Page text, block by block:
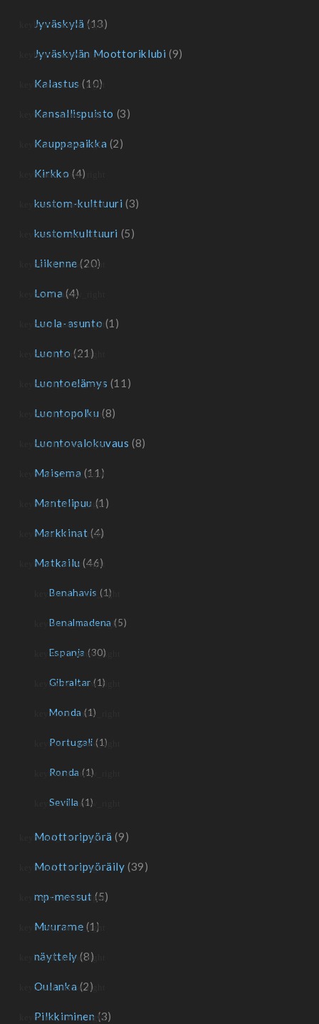
Jyväskylä (13)
Jyväskylän Moottoriklubi (9)
Kalastus (10)
Kansallispuisto (3)
Kauppapaikka (2)
Kirkko (4)
kustom-kulttuuri (3)
kustomkulttuuri (5)
Liikenne (20)
Loma (4)
Luola-asunto (1)
Luonto (21)
Luontoelämys (11)
Luontopolku (8)
Luontovalokuvaus (8)
Maisema (11)
Mantelipuu (1)
Markkinat (4)
Matkailu (46)
Benahavis (1)
Benalmadena (5)
Espanja (30)
Gibraltar (1)
Monda (1)
Portugali (1)
Ronda (1)
Sevilla (1)
Moottoripyörä (9)
Moottoripyöräily (39)
mp-messut (5)
Muurame (1)
näyttely (8)
Oulanka (2)
Pilkkiminen (3)